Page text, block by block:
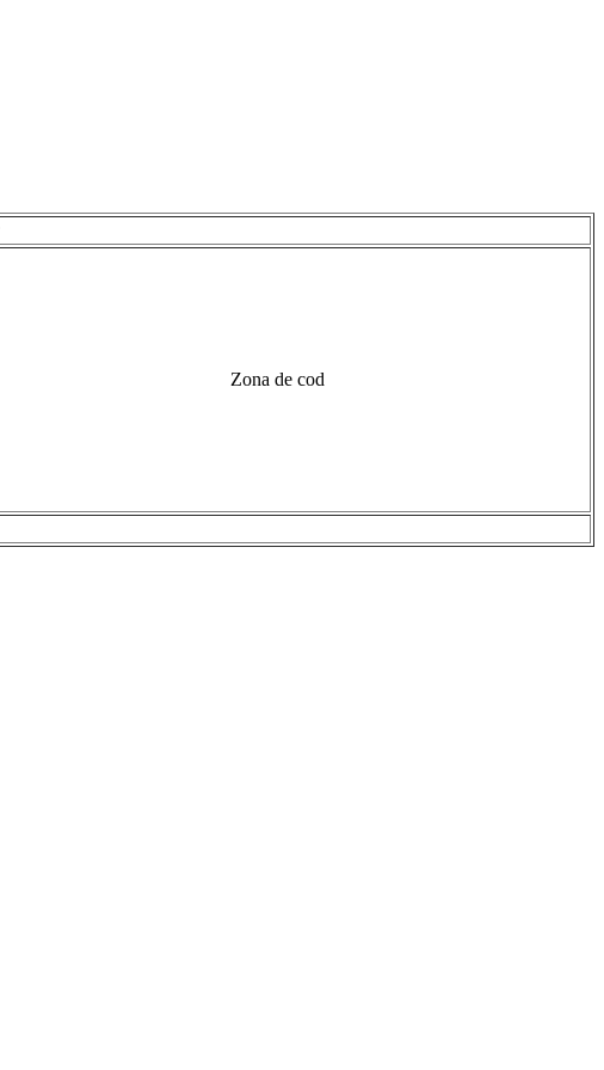
Zona de cod